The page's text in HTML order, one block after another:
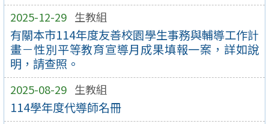
2025-12-29 生教組
有關本市114年度友善校園學生事務與輔導工作計
畫－性別平等教育宣導月成果填報一案，詳如說
明，請查照。
2025-08-29 生教組
114學年度代導師名冊